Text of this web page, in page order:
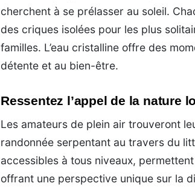
cherchent à se prélasser au soleil.
des criques isolées pour les plus
familles. L’eau cristalline offre des
détente et au bien-être.
Ressentez l’appel de la nature
Les amateurs de plein air trouveront
randonnée serpentant au travers du
accessibles à tous niveaux,
offrant une perspective unique sur la